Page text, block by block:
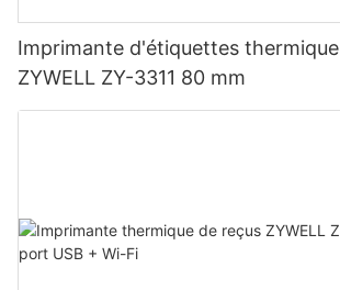
Imprimante d'étiquettes
ZYWELL ZY-3311 80 mm